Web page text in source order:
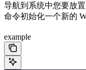
导航到系统中您要放
命令初始化一个新的
example